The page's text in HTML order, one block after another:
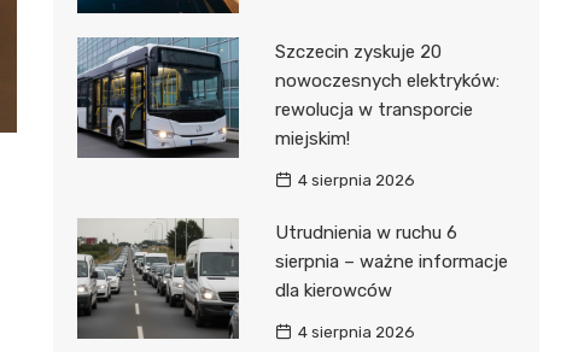
Szczecin zyskuje 20
nowoczesnych elektryków:
rewolucja w transporcie
miejskim!
4 sierpnia 2026
Utrudnienia w ruchu 6
sierpnia – ważne informacje
dla kierowców
4 sierpnia 2026